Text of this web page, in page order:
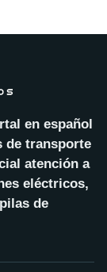
en español
de transporte
atención a
eléctricos,
de